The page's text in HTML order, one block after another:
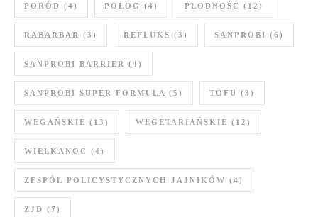
PORÓD (4) POŁÓG (4) PŁODNOŚĆ (12)
RABARBAR (3) REFLUKS (3) SANPROBI (6)
SANPROBI BARRIER (4)
SANPROBI SUPER FORMUŁA (5) TOFU (3)
WEGAŃSKIE (13) WEGETARIAŃSKIE (12)
WIELKANOC (4)
ZESPÓŁ POLICYSTYCZNYCH JAJNIKÓW (4)
ZJD (7)